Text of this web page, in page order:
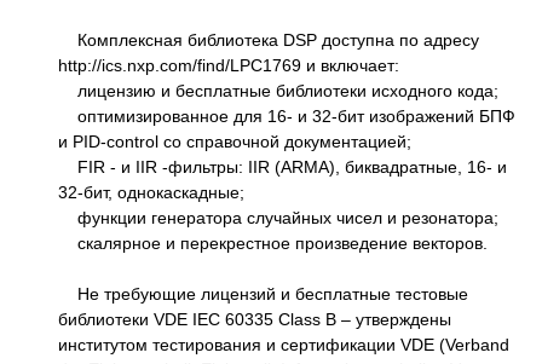
Комплексная библиотека DSP доступна по адресу
http://ics.nxp.com/find/LPC1769 и включает:
лицензию и бесплатные библиотеки исходного кода;
оптимизированное для 16- и 32-бит изображений БПФ
и PID-control со справочной документацией;
FIR - и IIR -фильтры: IIR (ARMA), биквадратные, 16- и
32-бит, однокаскадные;
функции генератора случайных чисел и резонатора;
скалярное и перекрестное произведение векторов.
Не требующие лицензий и бесплатные тестовые
библиотеки VDE IEC 60335 Class B – утверждены
институтом тестирования и сертификации VDE (Verband